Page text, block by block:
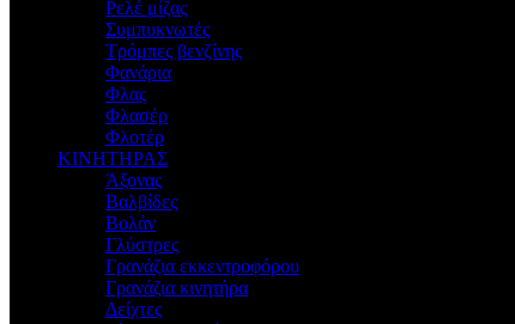
Ρελέ μίζας
Συμπυκνωτές
Τρόμπες βενζίνης
Φανάρια
Φλας
Φλασέρ
Φλοτέρ
ΚΙΝΗΤΗΡΑΣ
Άξονας
Βαλβίδες
Βολάν
Γλύστρες
Γρανάζια εκκεντροφόρου
Γρανάζια κινητήρα
Δείχτες